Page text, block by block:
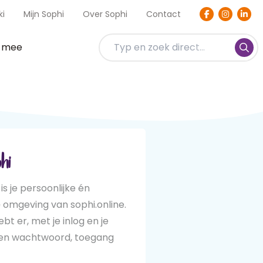
Mijn Sophi Over Sophi Contact
je persoonlijke én
van sophi.online.
er, met je inlog en je
wachtwoord, toegang